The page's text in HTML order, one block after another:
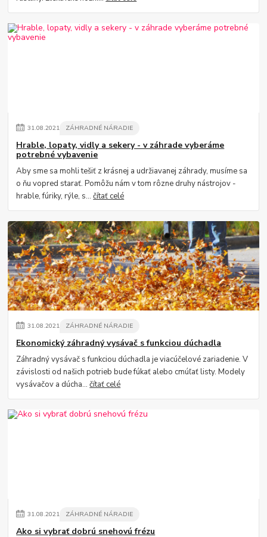
31.08.2021 ZÁHRADNÉ NÁRADIE
Hrable, lopaty, vidly a sekery - v záhrade vyberáme
potrebné vybavenie
Aby sme sa mohli tešiť z krásnej a udržiavanej záhrady, musíme sa
o ňu vopred starať. Pomôžu nám v tom rôzne druhy nástrojov -
hrable, fúriky, rýle, s...čítať celé
31.08.2021 ZÁHRADNÉ NÁRADIE
Ekonomický záhradný vysávač s funkciou dúchadla
Záhradný vysávač s funkciou dúchadla je viacúčelové zariadenie. V
závislosti od našich potrieb bude fúkať alebo cmúľať listy. Modely
vysávačov a dúcha...čítať celé
31.08.2021 ZÁHRADNÉ NÁRADIE
Ako si vybrať dobrú snehovú frézu